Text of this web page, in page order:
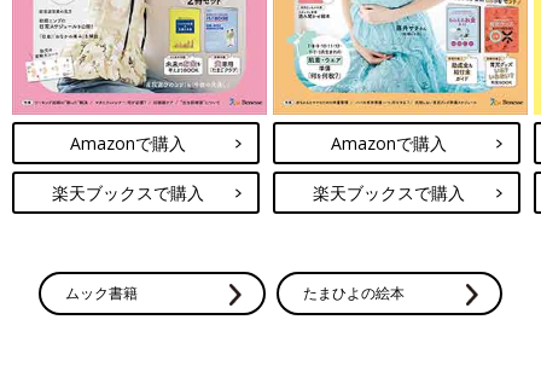
があります。あらかじめご了承ください。
※記事の内容は記載当時の情報であり、現在と異なる場合があり
ます。
※記事内の価格はすべて税込み、2022年9月時点のものです。
Amazonで購入
楽天ブックスで購入
Amazonで購入
楽天ブックスで購入
ムック書籍 たまひよの絵本